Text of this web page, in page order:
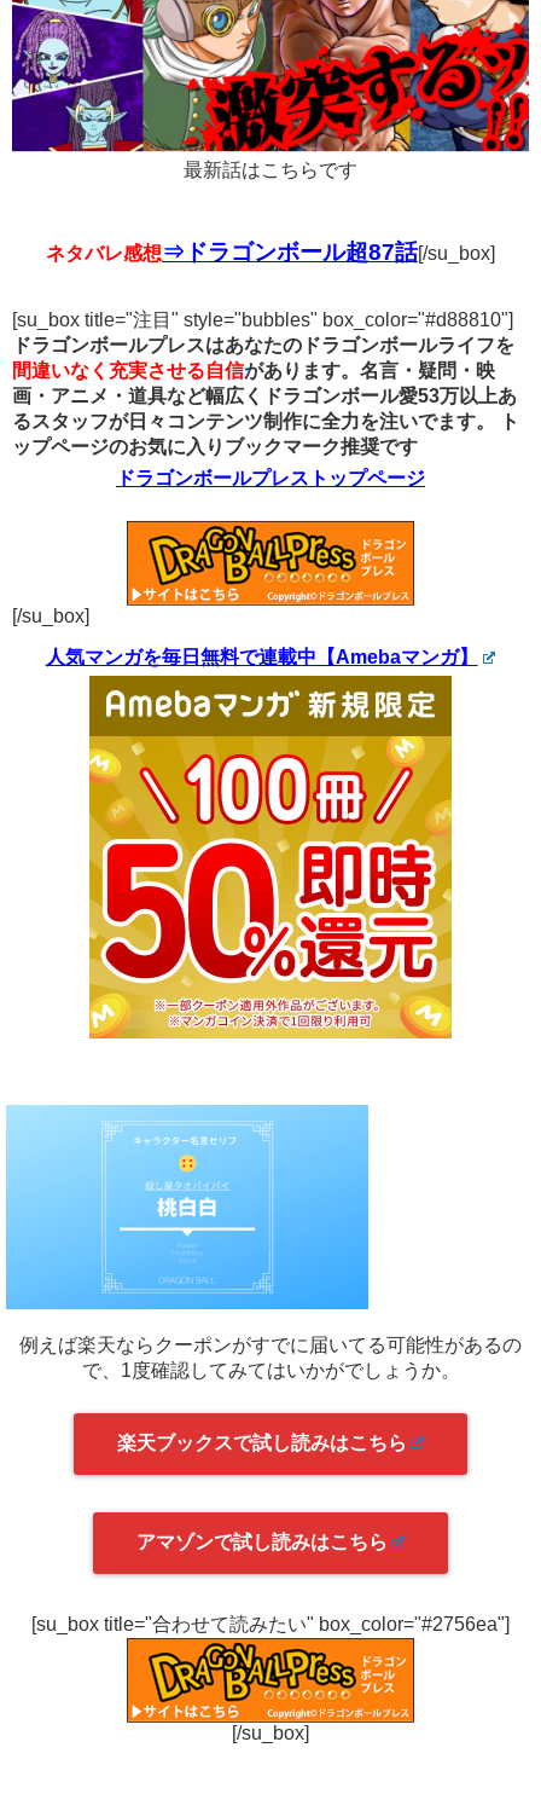
最新話はこちらです
ネタバレ感想⇒ドラゴンボール超87話[/su_box]
[su_box title="注目" style="bubbles" box_color="#d88810"]
ドラゴンボールプレスはあなたのドラゴンボールライフを
間違いなく充実させる自信があります。名言・疑問・映
画・アニメ・道具など幅広くドラゴンボール愛53万以上あ
るスタッフが日々コンテンツ制作に全力を注いでます。
ト
ップページのお気に入りブックマーク推奨です
ドラゴンボールプレストップページ
[/su_box]
人気マンガを毎日無料で連載中【Amebaマンガ】
例えば楽天ならクーポンがすでに届いてる可能性があるの
で、1度確認してみてはいかがでしょうか。
楽天ブックスで試し読みはこちら
アマゾンで試し読みはこちら
[su_box title="合わせて読みたい" box_color="#2756ea"]
[/su_box]